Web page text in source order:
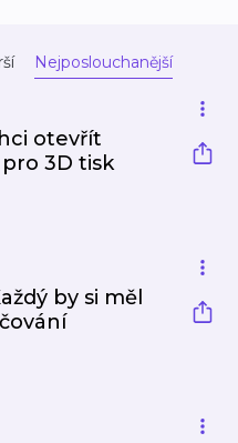
Nejposlouchanější
otevřít
3D tisk
by si měl